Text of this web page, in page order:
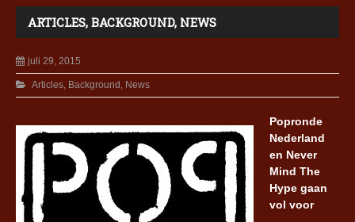
ARTICLES, BACKGROUND, NEWS
juli 29, 2015
Articles, Background , News
Popronde
Nederland
en Never
Mind The
Hype gaan
vol voor